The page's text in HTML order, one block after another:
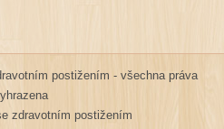
postižením - všechna práva
zdravotním postižením